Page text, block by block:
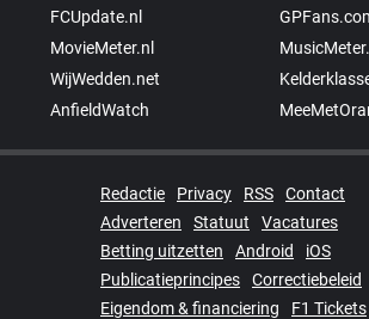
FCUpdate.nl
MovieMeter.nl
WijWedden.net
AnfieldWatch
Redactie Privacy RSS
Contact
Adverteren
Statuut
Vacatures
Betting uitzetten
Android
iOS
Publicatieprincipes
Correctiebeleid
Eigendom & financiering
F1 Tickets